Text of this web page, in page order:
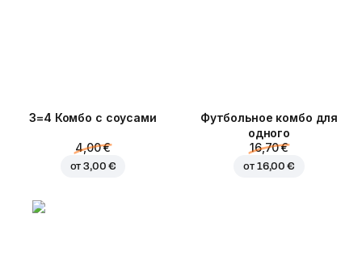
3=4 Комбо с соусами
4,00 €
от3,00 €
Футбольное комбо для
одного
16,70 €
от 16,00 €